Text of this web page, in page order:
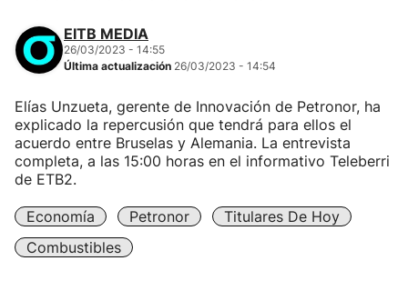
EITB MEDIA
26/03/2023 - 14:55
Última actualización 26/03/2023 - 14:54
Elías Unzueta, gerente de Innovación de Petronor, ha
explicado la repercusión que tendrá para ellos el
acuerdo entre Bruselas y Alemania. La entrevista
completa, a las 15:00 horas en el informativo Teleberri
de ETB2.
Economía Petronor
Titulares De Hoy
Combustibles